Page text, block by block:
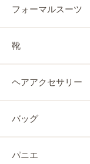
フォーマルスーツ
靴
ヘアアクセサリー
バッグ
パニエ